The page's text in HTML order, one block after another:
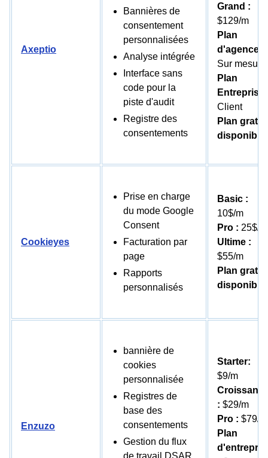
Axeptio
Bannières de
consentement
personnalisées
Analyse intégrée
Interface sans
code pour la
piste d'audit
Registre des
consentements
Grand :
$129/m
Plan
d'agence :
Sur mesure
Plan
Entreprise
Client
Plan
disponible
Cookieyes
Prise en charge
du mode Google
Consent
Facturation par
page
Rapports
personnalisés
Basic :
10$/m
Pro : 25$/m
Ultime :
$55/m
Plan
disponible
Enzuzo
bannière de
cookies
personnalisée
Registres de
base des
consentements
Gestion du flux
de travail DSAR
Starter:
$9/m
: $29/m
Pro : $79/m
Plan